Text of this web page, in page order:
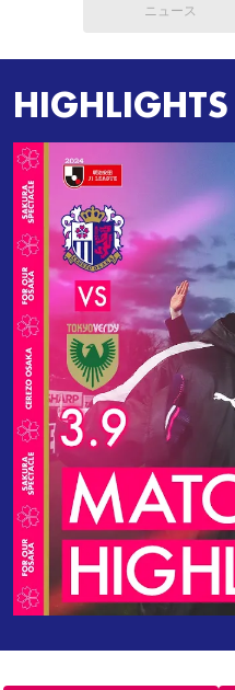
ニュース
HIGHLIGHTS